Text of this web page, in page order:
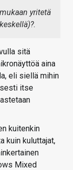
yritetä
sitä
aina
eli siellä mihin
itse
kuitenkin
kuin kuluttajat,
Mixed